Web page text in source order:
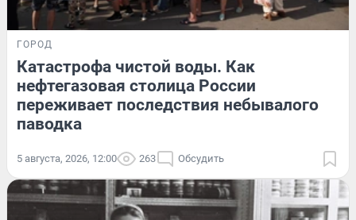
ГОРОД
Катастрофа чистой воды. Как
нефтегазовая столица России
переживает последствия небывалого
паводка
5 августа, 2026, 12:00 263 Обсудить